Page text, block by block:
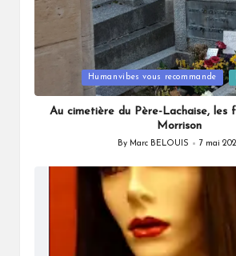
in
Humanvibes vous recommande
Au cimetière du Père-Lachaise, les
Morrison
Posted
By Marc BELOUIS 7 mai